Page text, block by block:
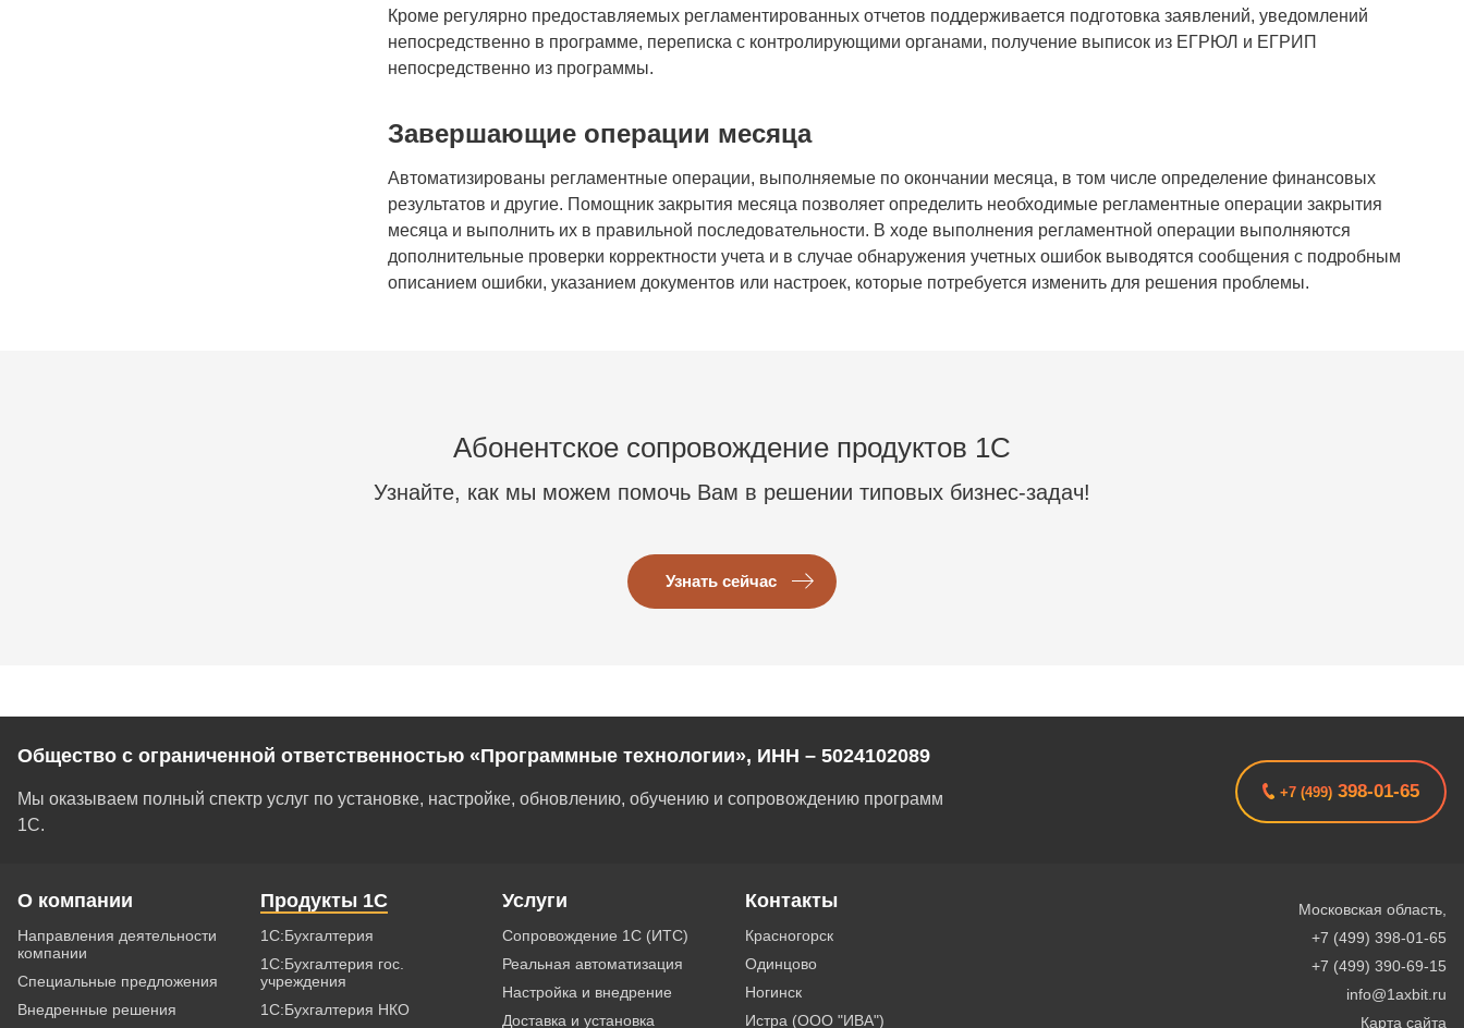
Кроме регулярно предоставляемых регламентированных отчетов поддерживается подготовка заявлений, уведомлений
непосредственно в программе, переписка с контролирующими органами, получение выписок из ЕГРЮЛ и ЕГРИП
непосредственно из программы.
Завершающие операции месяца
Автоматизированы регламентные операции, выполняемые по окончании месяца, в том числе определение финансовых
результатов и другие. Помощник закрытия месяца позволяет определить необходимые регламентные операции закрытия
месяца и выполнить их в правильной последовательности. В ходе выполнения регламентной операции выполняются
дополнительные проверки корректности учета и в случае обнаружения учетных ошибок выводятся сообщения с подробным
описанием ошибки, указанием документов или настроек, которые потребуется изменить для решения проблемы.
Абонентское сопровождение продуктов 1C
Узнайте, как мы можем помочь Вам в решении типовых бизнес-задач!
Узнать сейчас
Общество с ограниченной ответственностью «Программные технологии», ИНН – 5024102089
Мы оказываем полный спектр услуг по установке, настройке, обновлению, обучению и сопровождению программ
1С.
+7 (499) 398-01-65
О компании
Направления деятельности
компании
Специальные предложения
Внедренные решения
Продукты 1С
1С:Бухгалтерия
1С:Бухгалтерия гос.
учреждения
1С:Бухгалтерия НКО
Услуги
Сопровождение 1С (ИТС)
Реальная автоматизация
Настройка и внедрение
Доставка и установка
Контакты
Красногорск
Одинцово
Ногинск
Истра (ООО "ИВА")
Московская область,
+7 (499) 398-01-65
+7 (499) 390-69-15
info@1axbit.ru
Карта сайта